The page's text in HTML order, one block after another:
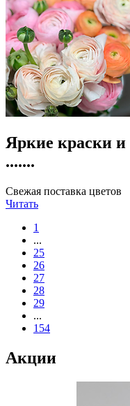
Яркие краски
.......
Свежая поставка цветов
Читать
1
...
25
26
27
28
29
...
154
Акции